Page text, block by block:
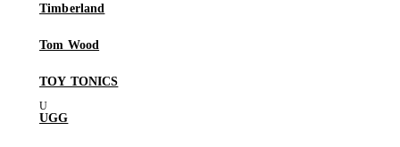
Timberland
Tom Wood
TOY TONICS
UGG